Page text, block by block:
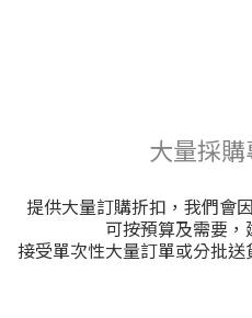
大量採
提供大量訂購折扣，我們會
可按預算及需要
接受單次性大量訂單或分批送